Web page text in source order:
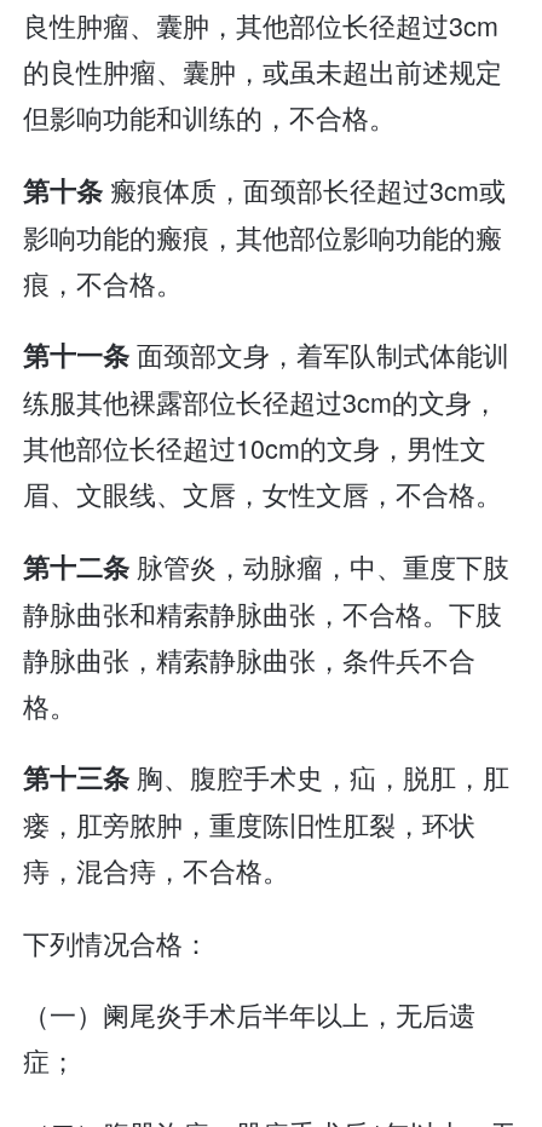
良性肿瘤、囊肿，其他部位长径超过3cm
的良性肿瘤、囊肿，或虽未超出前述规定
但影响功能和训练的，不合格。
第十条 瘢痕体质，面颈部长径超过3cm或
影响功能的瘢痕，其他部位影响功能的瘢
痕，不合格。
第十一条面颈部文身，着军队制式体能训
练服其他裸露部位长径超过3cm的文身，
其他部位长径超过10cm的文身，男性文
眉、文眼线、文唇，女性文唇，不合格。
第十二条 脉管炎，动脉瘤，中、重度下肢
静脉曲张和精索静脉曲张，不合格。下肢
静脉曲张，精索静脉曲张，条件兵不合
格。
第十三条 胸、腹腔手术史，疝，脱肛，肛
瘘，肛旁脓肿，重度陈旧性肛裂，环状
痔，混合痔，不合格。
下列情况合格：
（一）阑尾炎手术后半年以上，无后遗
症；